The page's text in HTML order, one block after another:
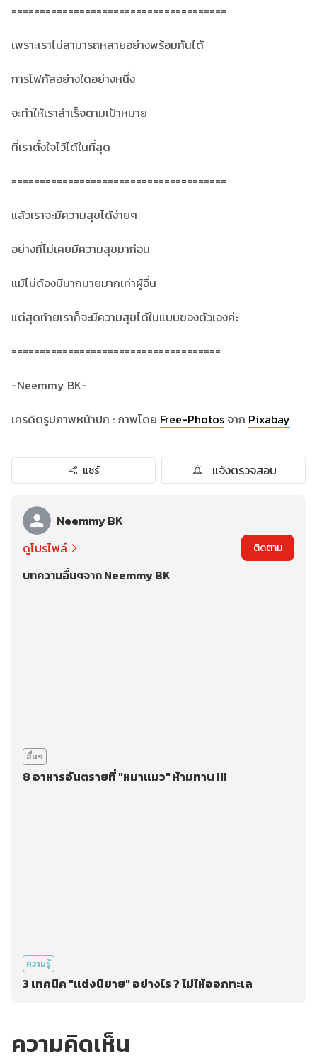
======================================
เพราะเราไม่สามารถหลายอย่างพร้อมกันได้
การโฟกัสอย่างใดอย่างหนึ่ง
จะทำให้เราสำเร็จตามเป้าหมาย
ที่เราตั้งใจไว้ได้ในที่สุด
======================================
แล้วเราจะมีความสุขได้ง่ายๆ
อย่างที่ไม่เคยมีความสุขมาก่อน
แม้ไม่ต้องมีมากมายมากเท่าผู้อื่น
แต่สุดท้ายเราก็จะมีความสุขได้ในแบบของตัวเองค่ะ
=====================================
-Neemmy BK-
เครดิตรูปภาพหน้าปก : ภาพโดย Free-Photosจาก Pixabay
แชร์ แจ้งตรวจสอบ
Neemmy BK
ดูโปรไฟล์
ติดตาม
บทความอื่นๆจาก Neemmy BK
อื่นๆ
8 อาหารอันตรายที่ "หมาแมว" ห้ามทาน !!!
ความรู้
3 เทคนิค "แต่งนิยาย" อย่างไร ? ไม่ให้ออกทะเล
ความคิดเห็น